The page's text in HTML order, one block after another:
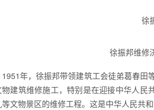
徐
徐振邦维修
1951年，徐振邦带领建筑工会徒弟葛春
物建筑维修施工，特别是在迎接中华人民
文物景区的维修工程。这是中华人民共